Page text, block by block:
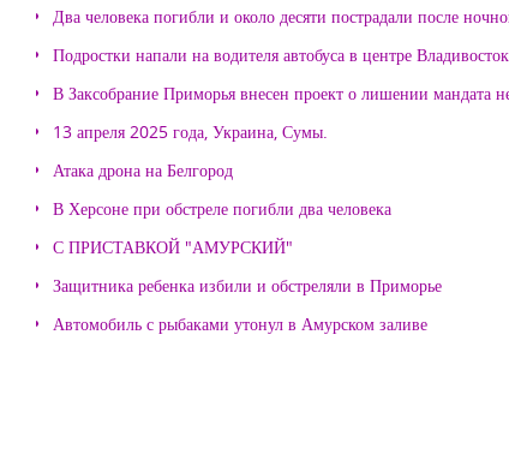
Два человека погибли и около десяти пострадали после
Подростки напали на водителя автобуса в центре
В Заксобрание Приморья внесен проект о лишении мандата
13 апреля 2025 года, Украина, Сумы.
Атака дрона на Белгород
В Херсоне при обстреле погибли два человека
С ПРИСТАВКОЙ "АМУРСКИЙ"
Защитника ребенка избили и обстреляли в Приморье
Автомобиль с рыбаками утонул в Амурском заливе